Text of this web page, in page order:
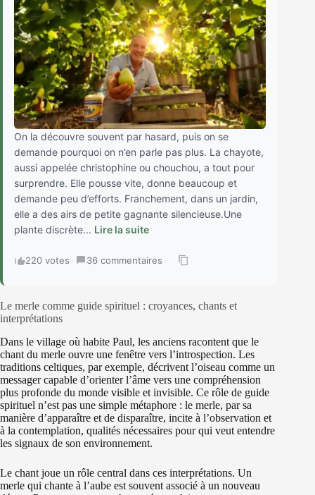
On la découvre souvent par hasard, puis on se
demande pourquoi on n’en parle pas plus. La chayote,
aussi appelée christophine ou chouchou, a tout pour
surprendre. Elle pousse vite, donne beaucoup et
demande peu d’efforts. Franchement, dans un jardin,
elle a des airs de petite gagnante silencieuse.Une
plante discrète... Lire la suite
220 votes · 36 commentaires ·
Le merle comme guide spirituel : croyances, chants et
interprétations
Dans le village où habite Paul, les anciens racontent que le
chant du merle ouvre une fenêtre vers l’introspection. Les
traditions celtiques, par exemple, décrivent l’oiseau comme un
messager capable d’orienter l’âme vers une compréhension
plus profonde du monde visible et invisible. Ce rôle de guide
spirituel n’est pas une simple métaphore : le merle, par sa
manière d’apparaître et de disparaître, incite à l’observation et
à la contemplation, qualités nécessaires pour qui veut entendre
les signaux de son environnement.
Le chant joue un rôle central dans ces interprétations. Un
merle qui chante à l’aube est souvent associé à un nouveau